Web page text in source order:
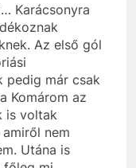
Karácsonyra
Az első gól
pedig már csak
Komárom az
is voltak
nem
Utána is